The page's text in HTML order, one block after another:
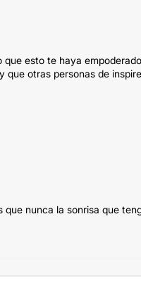
esto te haya
otras personas de
nunca la sonrisa que